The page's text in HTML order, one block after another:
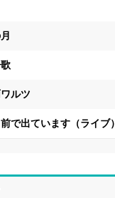
ルツ
で出ています（ライブ）